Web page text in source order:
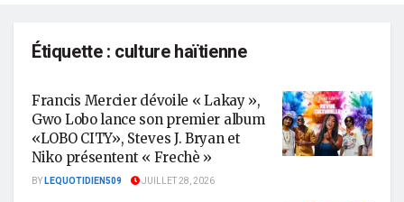
Étiquette : culture haïtienne
Francis Mercier dévoile « Lakay »,
Gwo Lobo lance son premier album
«LOBO CITY», Steves J. Bryan et
Niko présentent « Frechè »
BYLEQUOTIDIEN509 JUILLET 28, 2026